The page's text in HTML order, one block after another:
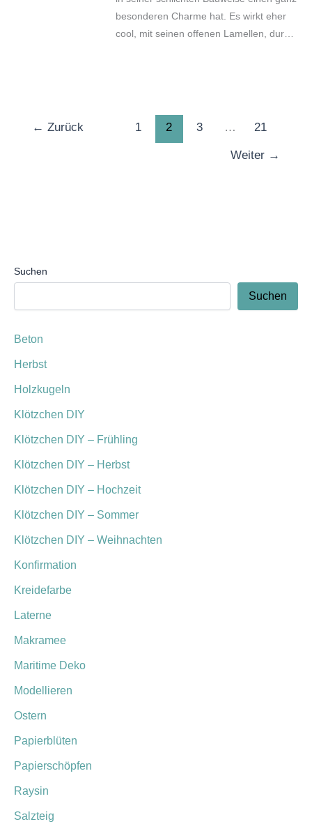
besonderen Charme hat. Es wirkt eher
cool, mit seinen offenen Lamellen, durch
← Zurück 1 2 3 … 21
Weiter →
Suchen
Suchen
Beton
Herbst
Holzkugeln
Klötzchen DIY
Klötzchen DIY – Frühling
Klötzchen DIY – Herbst
Klötzchen DIY – Hochzeit
Klötzchen DIY – Sommer
Klötzchen DIY – Weihnachten
Konfirmation
Kreidefarbe
Laterne
Makramee
Maritime Deko
Modellieren
Ostern
Papierblüten
Papierschöpfen
Raysin
Salzteig